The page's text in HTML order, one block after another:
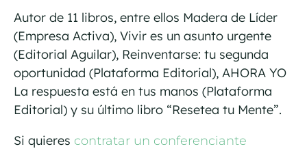
Autor de 11 libros, entre ellos Madera de Líder
(Empresa Activa), Vivir es un asunto urgente
(Editorial Aguilar), Reinventarse: tu segunda
oportunidad (Plataforma Editorial), AHORA YO
La respuesta está en tus manos (Plataforma
Editorial) y su último libro “Resetea tu Mente”.
Si quieres contratar un conferenciante